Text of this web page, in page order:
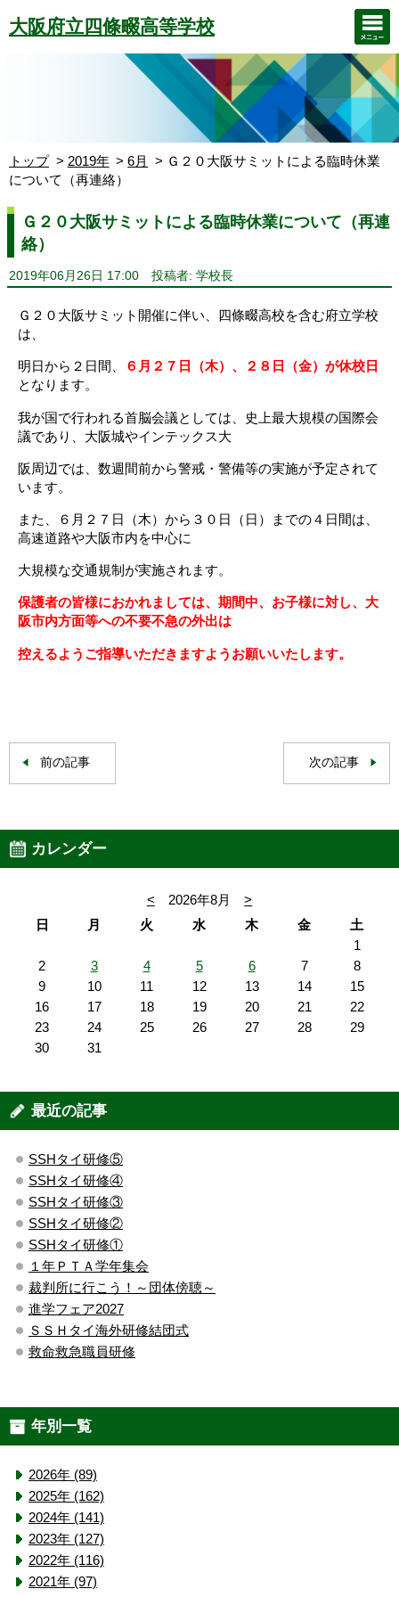
大阪府立四條畷高等学校
トップ 2019年 6月
Ｇ２０大阪サミットによる臨時休業
について（再連絡）
Ｇ２０大阪サミットによる臨時休業について（再連
絡）
2019年06月26日 17:00 投稿者: 学校長
Ｇ２０大阪サミット開催に伴い、四條畷高校を含む府立学校
は、
明日から２日間、
６月２７日（木）、２８日（金）が休校日
となります。
我が国で行われる首脳会議としては、史上最大規模の国際会
議であり、大阪城やインテックス大
阪周辺では、数週間前から警戒・警備等の実施が予定されて
います。
また、６月２７日（木）から３０日（日）までの４日間は、
高速道路や大阪市内を中心に
大規模な交通規制が実施されます。
保護者の皆様におかれましては、期間中、お子様に対し、大
阪市内方面等への不要不急の外出は
控えるようご指導いただきますようお願いいたします。
前の記事 次の記事
カレンダー
< 2026年8月
>
日
月 火 水 木 金
土
1
2
3 4 5 6 7
8
9
10 11 12 13 14
15
16
17 18 19 20 21
22
23
24 25 26 27 28
29
30
31
最近の記事
SSHタイ研修⑤
SSHタイ研修④
SSHタイ研修③
SSHタイ研修②
SSHタイ研修①
１年ＰＴＡ学年集会
裁判所に行こう！～団体傍聴～
進学フェア2027
ＳＳＨタイ海外研修結団式
救命救急職員研修
年別一覧
2026年 (89)
2025年 (162)
2024年 (141)
2023年 (127)
2022年 (116)
2021年 (97)